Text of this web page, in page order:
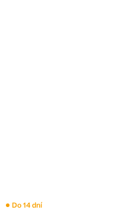
Do 14 dní